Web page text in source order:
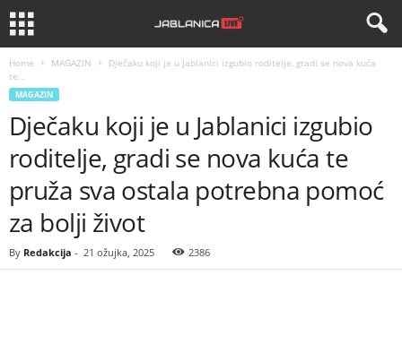
Home MAGAZIN
Dječaku koji je u Jablanici izgubio roditelje, gradi se nova kuća
te...
MAGAZIN
Dječaku koji je u Jablanici izgubio
roditelje, gradi se nova kuća te
pruža sva ostala potrebna pomoć
za bolji život
By Redakcija - 21 ožujka, 2025 2386